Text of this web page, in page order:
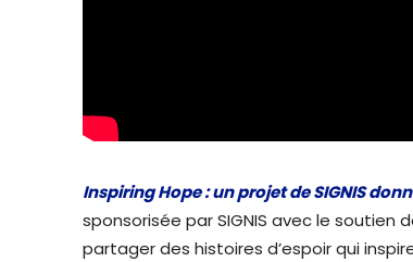
Inspiring Hope : un projet de SIGNIS
sponsorisée par SIGNIS avec le
partager des histoires d’espoir qui